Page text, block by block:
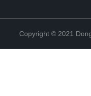
Copyright © 2021